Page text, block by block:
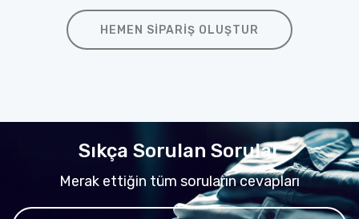
HEMEN SIPARIŞ OLUŞTUR
Sıkça Sorulan Sorular
Merak ettiğin tüm soruların cevapları